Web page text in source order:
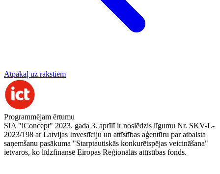
Atpakaļ uz rakstiem
Programmējam ērtumu
SIA "iConcept" 2023. gada 3. aprīlī ir noslēdzis līgumu Nr. SKV-L-
2023/198 ar Latvijas Investīciju un attīstības aģentūru par atbalsta
saņemšanu pasākuma "Starptautiskās konkurētspējas veicināšana"
ietvaros, ko līdzfinansē Eiropas Reģionālās attīstības fonds.